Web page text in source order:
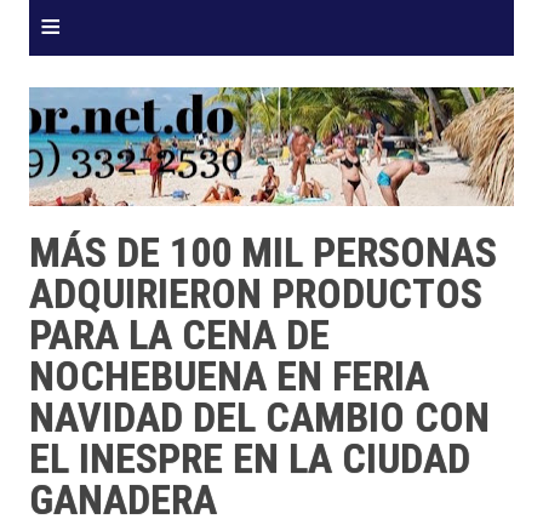
≡
MÁS DE 100 MIL PERSONAS
ADQUIRIERON PRODUCTOS
PARA LA CENA DE
NOCHEBUENA EN FERIA
NAVIDAD DEL CAMBIO CON
EL INESPRE EN LA CIUDAD
GANADERA